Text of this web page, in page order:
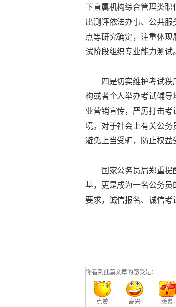
下直属机构综合管理类职
出测评依法办事、公共
点等研究确定，注重体
试阶段组织专业能力测试。
四是切实维护考试
构或者个人举办考试辅导
业营销宣传，严厉打击
境。对于社会上有关公务
避免上当受骗，防止权益
国家公务员局郑重
基，更是成为一名公务员
要求，诚信报名、诚信考
你看到此篇文章的感受是：
点赞 高兴 羡慕